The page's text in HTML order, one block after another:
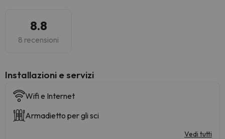
8.8
8 recensioni
Installazioni e servizi
Wifi e Internet
Armadietto per gli sci
Vedi tutti